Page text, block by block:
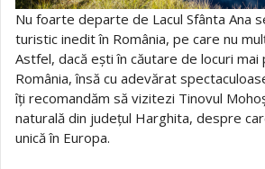
Nu foarte departe de Lacul Sfânta Ana
turistic inedit în România, pe care nu
Astfel, dacă ești în căutare de locuri mai
România, însă cu adevărat
îți recomandăm să vizitezi Tinovul
naturală din județul Harghita, despre
unică în Europa.